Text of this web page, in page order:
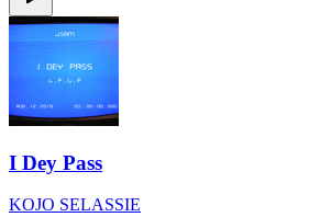
I Dey Pass
KOJO SELASSIE